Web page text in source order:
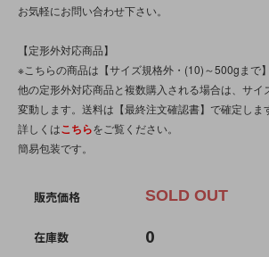
お気軽にお問い合わせ下さい。
【定形外対応商品】
※こちらの商品は【サイズ規格外・(10)～500gまで】
他の定形外対応商品と複数購入される場合は、サイ
変動します。送料は【最終注文確認書】で確定しま
詳しくはこちらをご覧ください。
簡易包装です。
販売価格 SOLD OUT
在庫数 0